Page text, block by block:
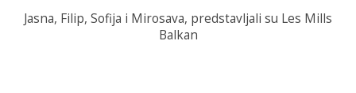
Jasna, Filip, Sofija i Mirosava, predstavljali su Les Mills
Balkan